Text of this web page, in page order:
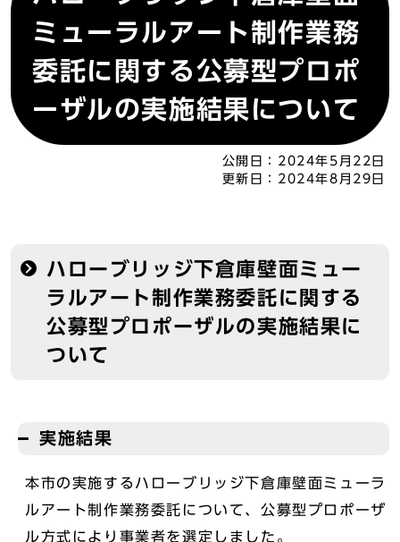
ミューラルアート制作業務
委託に関する公募型プロポ
ーザルの実施結果について
公開日： 2024年5月22日
更新日： 2024年8月29日
ハローブリッジ下倉庫壁面ミュー
ラルアート制作業務委託に関する
公募型プロポーザルの実施結果に
ついて
実施結果
本市の実施するハローブリッジ下倉庫壁面ミューラ
ルアート制作業務委託について、公募型プロポーザ
ル方式により事業者を選定しました。